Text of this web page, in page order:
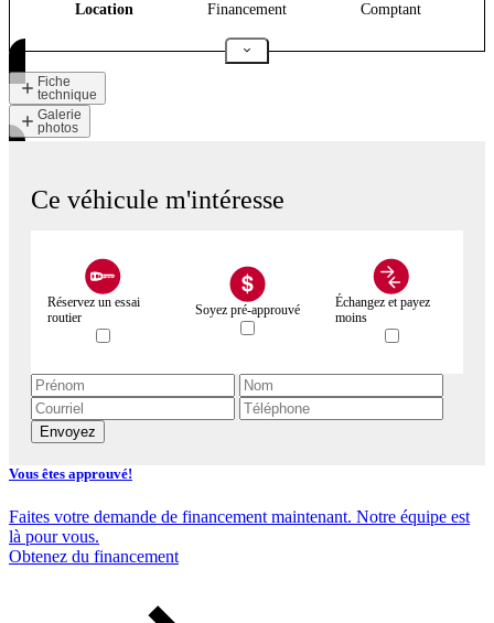
Location Financement Comptant
Fiche
technique
Galerie
photos
Ce véhicule m'intéresse
Réservez un essai
routier
Soyez pré-approuvé
Échangez et payez
moins
Envoyez
Vous êtes approuvé!
Faites votre demande de financement maintenant. Notre équipe est
là pour vous.
Obtenez du financement